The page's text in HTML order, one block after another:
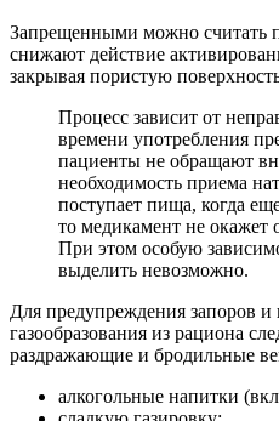
Запрещенными можно считать
снижают действие
закрывая пористую
Процесс зависит от
времени употребления
пациенты не обращают
необходимость приема
поступает пища, когда
то медикамент не
При этом особую
выделить невозможно.
Для предупреждения запоров
газообразования из рациона
раздражающие и бродильные
алкогольные напитки